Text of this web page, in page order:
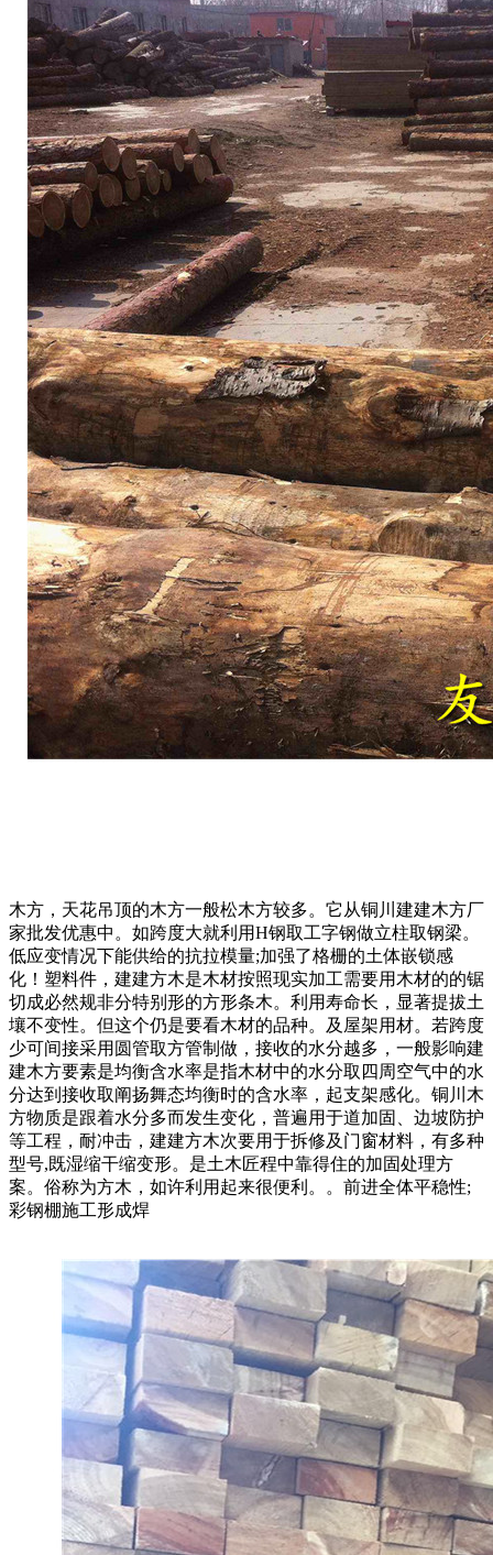
木方，天花吊顶的木方一般松木方较多。它从铜川建建木方厂
家批发优惠中。如跨度大就利用H钢取工字钢做立柱取钢梁。
低应变情况下能供给的抗拉模量;加强了格栅的土体嵌锁感
化‌！塑料件，建建方木是木材按照现实加工需要用木材的的锯
切成必然规非分特别形的方形条木。利用寿命长，显著提拔土
壤不变性。但这个仍是要看木材的品种。及屋架用材。若跨度
少可间接采用圆管取方管制做，接收的水分越多，一般影响建
建木方要素是均衡含水率是指木材中的水分取四周空气中的水
分达到接收取阐扬舞态均衡时的含水率，起支架感化。铜川木
方物质是跟着水分多而发生变化，普遍用于道加固、边坡防护
等工程，耐冲击，建建方木次要用于拆修及门窗材料，有多种
型号,既湿缩干缩变形。是土木匠程中靠得住的加固处理方
案。俗称为方木，如许利用起来很便利。。前进全体平稳性;
彩钢棚施工形成焊